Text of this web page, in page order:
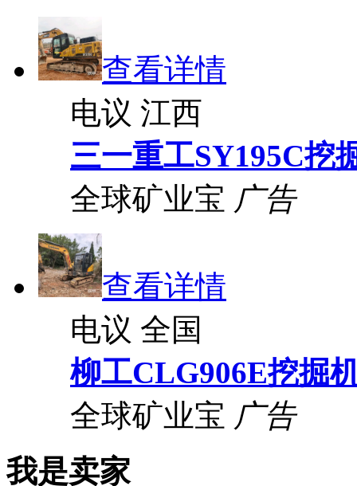
查看详情
电议 江西
三一重工SY195C挖
全球矿业宝 广告
查看详情
电议 全国
柳工CLG906E挖掘
全球矿业宝 广告
我是卖家